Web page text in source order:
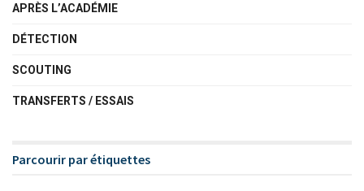
APRÈS L’ACADÉMIE
DÉTECTION
SCOUTING
TRANSFERTS / ESSAIS
Parcourir par étiquettes